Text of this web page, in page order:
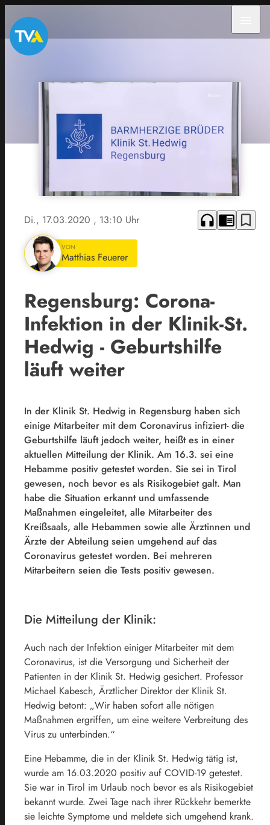
Di., 17.03.2020 , 13:10 Uhr headphones chrome_reader_mode bookmark_border
VON
Matthias Feuerer
Regensburg: Corona-
Infektion in der Klinik-St.
Hedwig - Geburtshilfe
läuft weiter
In der Klinik St. Hedwig in Regensburg haben sich
einige Mitarbeiter mit dem Coronavirus infiziert- die
Geburtshilfe läuft jedoch weiter, heißt es in einer
aktuellen Mitteilung der Klinik. Am 16.3. sei eine
Hebamme positiv getestet worden. Sie sei in Tirol
gewesen, noch bevor es als Risikogebiet galt. Man
habe die Situation erkannt und umfassende
Maßnahmen eingeleitet, alle Mitarbeiter des
Kreißsaals, alle Hebammen sowie alle Ärztinnen und
Ärzte der Abteilung seien umgehend auf das
Coronavirus getestet worden. Bei mehreren
Mitarbeitern seien die Tests positiv gewesen.
Die Mitteilung der Klinik:
Auch nach der Infektion einiger Mitarbeiter mit dem
Coronavirus, ist die Versorgung und Sicherheit der
Patienten in der Klinik St. Hedwig gesichert. Professor
Michael Kabesch, Ärztlicher Direktor der Klinik St.
Hedwig betont: „Wir haben sofort alle nötigen
Maßnahmen ergriffen, um eine weitere Verbreitung des
Virus zu unterbinden.“
Eine Hebamme, die in der Klinik St. Hedwig tätig ist,
wurde am 16.03.2020 positiv auf COVID-19 getestet.
Sie war in Tirol im Urlaub noch bevor es als Risikogebiet
bekannt wurde. Zwei Tage nach ihrer Rückkehr bemerkte
sie leichte Symptome und meldete sich umgehend krank.